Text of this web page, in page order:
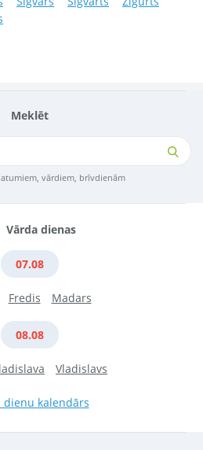
Meklēt
vārdiem, brīvdienām
Vārda dienas
07.08
Fredis Madars
08.08
Vladislavs
dienu kalendārs